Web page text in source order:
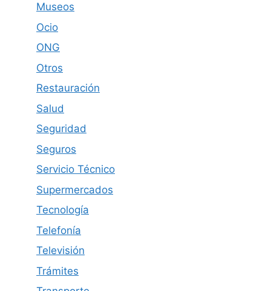
Museos
Ocio
ONG
Otros
Restauración
Salud
Seguridad
Seguros
Servicio Técnico
Supermercados
Tecnología
Telefonía
Televisión
Trámites